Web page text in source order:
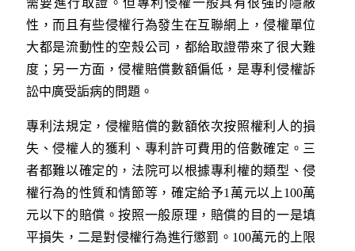
需要進行取證。但專利侵權一般具有很強的隱蔽
性，而且有些侵權行為發生在互聯網上，侵權單位
大都是流動性的空殼公司，都給取證帶來了很大難
度；另一方面，侵權賠償數額偏低，是專利侵權訴
訟中廣受詬病的問題。
專利法規定，侵權賠償的數額依次按照權利人的損
失、侵權人的獲利、專利許可費用的倍數確定。三
者都難以確定的，法院可以根據專利權的類型、侵
權行為的性質和情節等，確定給予1萬元以上100萬
元以下的賠償。按照一般原理，賠償的目的一是填
平損失，二是對侵權行為進行懲罰。100萬元的上限